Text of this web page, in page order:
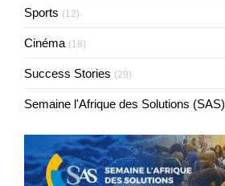
Sports (12)
Cinéma (18)
Success Stories (29)
Semaine l'Afrique des Solutions (SAS)